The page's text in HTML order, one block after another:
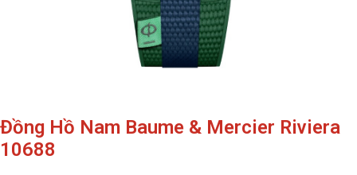
Đồng Hồ Nam Baume & Mercier Riviera
10688